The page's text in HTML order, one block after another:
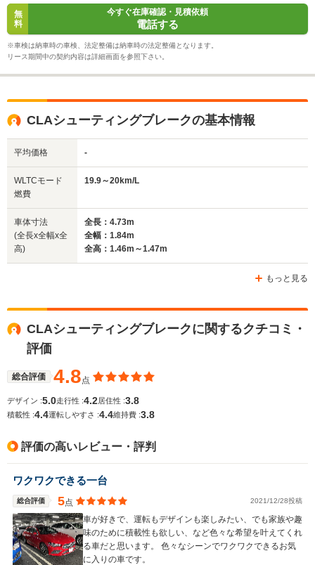
WLTCモード
燃費
└郊外:21.6～
└高速道路:23.0～
23.2km/L
└郊外:14.7～
無
料
今すぐ在庫確認・見積依頼
電話する
※車検は納車時の車検、法定整備は納車時の法定整備となります。
リース期間中の契約内容は詳細画面を参照下さい。
CLAシューティングブレークの基本情報
平均価格 -
WLTCモード
燃費
19.9～20km/L
車体寸法
(全長x全幅x全
高)
全長：4.73m
全幅：1.84m
全高：1.46m～1.47m
もっと見る
CLAシューティングブレークに関するクチコミ・
評価
総合評価 4.8点
デザイン :5.0走行性 :4.2居住性 :3.8
積載性 :4.4運転しやすさ :4.4維持費 :3.8
評価の高いレビュー・評判
ワクワクできる一台
総合評価 5点 2021/12/28投稿
車が好きで、運転もデザインも楽しみたい、でも家族や趣
味のために積載性も欲しい、など色々な希望を叶えてくれ
る車だと思います。 色々なシーンでワクワクできるお気
に入りの車です。